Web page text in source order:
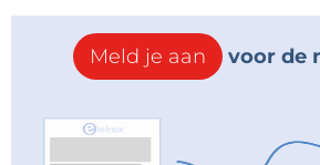
Meld je aan voor de